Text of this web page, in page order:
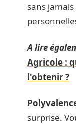
sans
A lire
Agricole :
l'obtenir ?
surprise.